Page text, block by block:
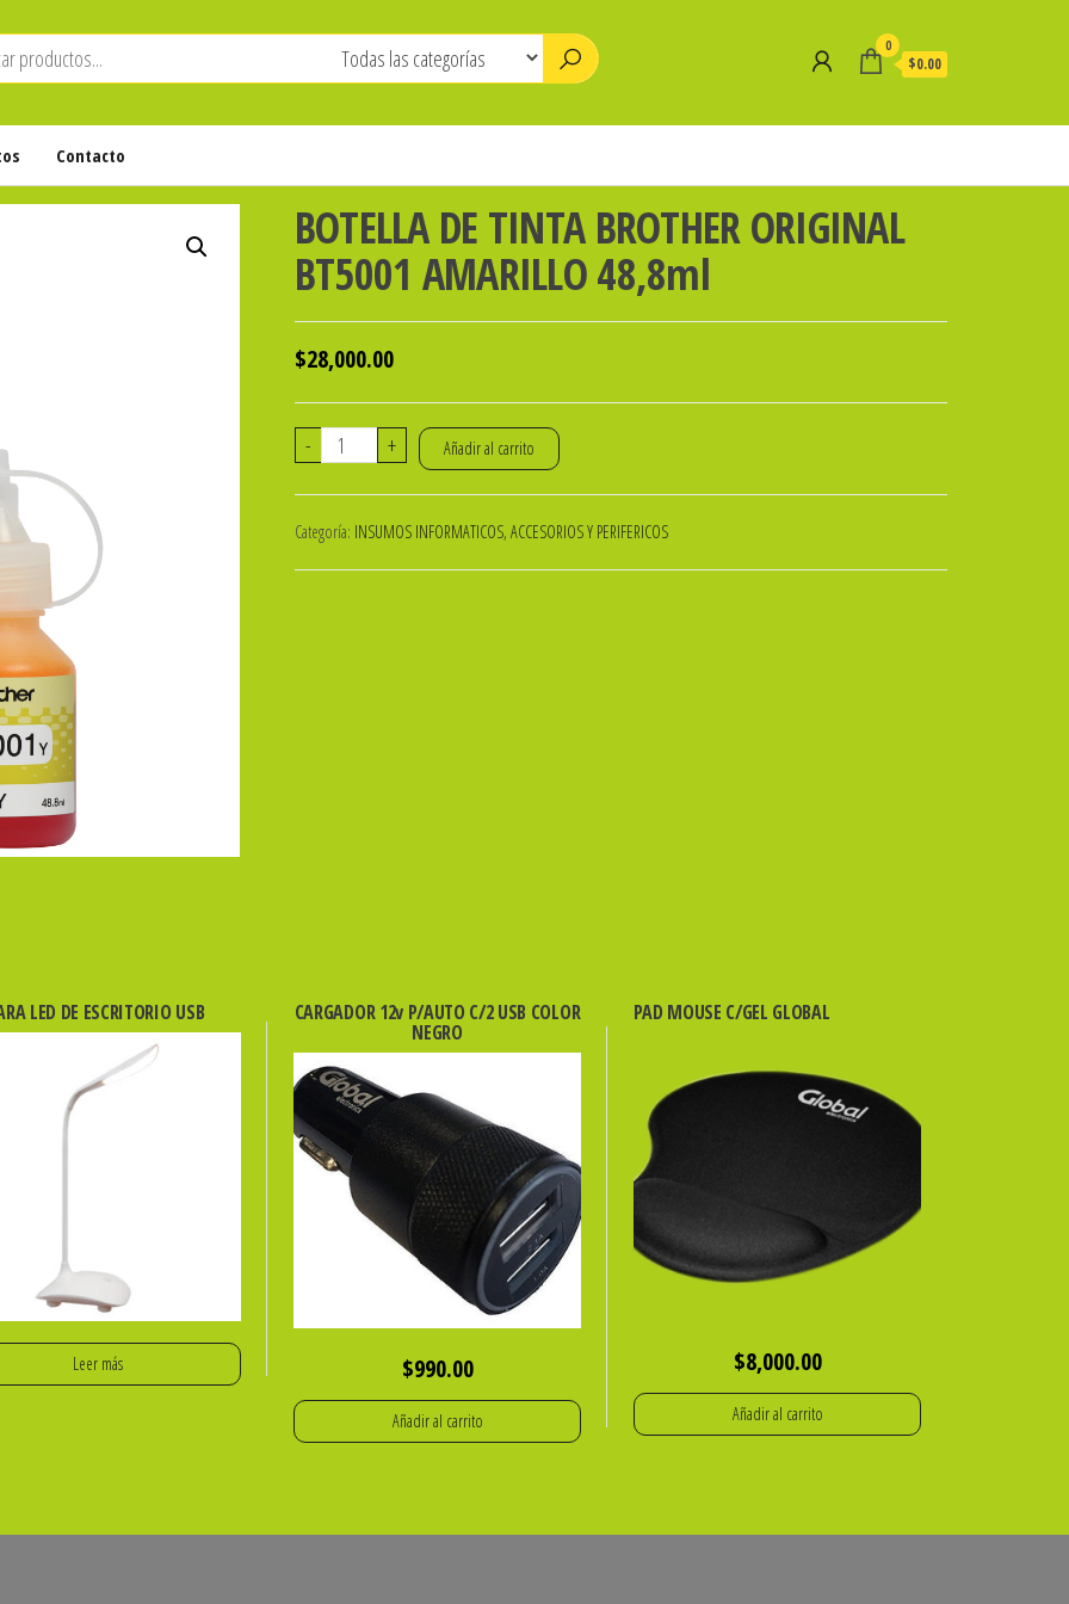
0
$0.00
Contacto
BOTELLA DE TINTA BROTHER ORIGINAL
BT5001 AMARILLO 48,8ml
$28,000.00
-
BOTELLA
BROTHER
ORIGINAL
+ Añadir al carrito
Categoría: INSUMOS INFORMATICOS, ACCESORIOS Y PERIFERICOS
LED DE ESCRITORIO USB
Leer más
CARGADOR 12v P/AUTO C/2 USB COLOR
NEGRO
$990.00
Añadir al carrito
PAD MOUSE C/GEL GLOBAL
$8,000.00
Añadir al carrito